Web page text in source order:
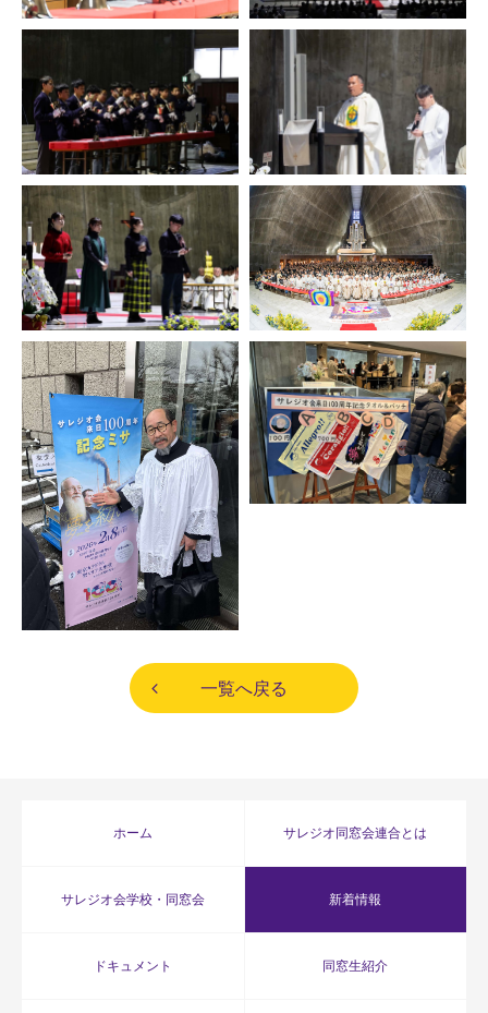
一覧へ戻る
ホーム サレジオ同窓会連合とは
サレジオ会学校・同窓会 新着情報
ドキュメント 同窓生紹介